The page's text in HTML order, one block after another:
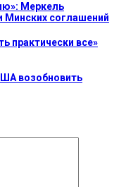
Меркель
Минских соглашений
практически все»
возобновить